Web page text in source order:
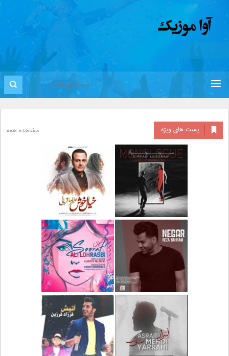
پست های ویژه مشاهده همه
دانلود آلبوم جدید سیروان
خسروی بنام مونولوگ
دانلود آهنگ جدید علیرضا
قربانی بنام خیال خوش
دانلود آهنگ جدید رضا
بهرام بنام نگار
دانلود آهنگ جدید علی
لهراسبی بنام صورت